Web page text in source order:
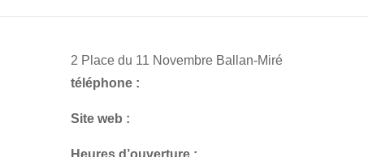
2 Place du 11 Novembre Ballan-Miré
téléphone :
Site web :
Heures d’ouverture :